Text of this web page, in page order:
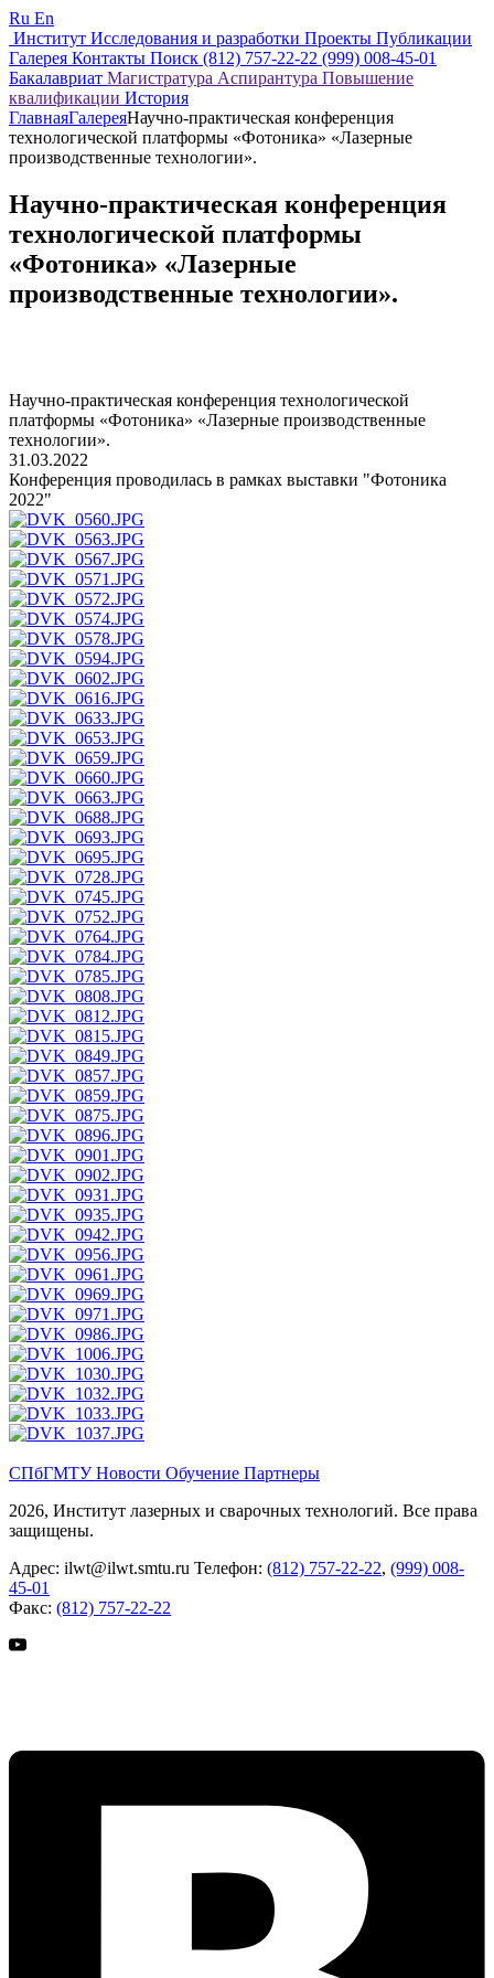
Ru En
Институт Исследования и разработки Проекты Публикации
Галерея Контакты Поиск (812) 757-22-22 (999) 008-45-01
Бакалавриат Магистратура Аспирантура Повышение
квалификации История
ГлавнаяГалереяНаучно-практическая конференция
технологической платформы «Фотоника» «Лазерные
производственные технологии».
Научно-практическая конференция
технологической платформы
«Фотоника» «Лазерные
производственные технологии».
Научно-практическая конференция технологической
платформы «Фотоника» «Лазерные производственные
технологии».
31.03.2022
Конференция проводилась в рамках выставки "Фотоника
2022"
СПбГМТУНовости Обучение Партнеры
2026, Институт лазерных и сварочных технологий. Все права
защищены.
Адрес: ilwt@ilwt.smtu.ru Телефон: (812) 757-22-22, (999) 008-
45-01
Факс: (812) 757-22-22